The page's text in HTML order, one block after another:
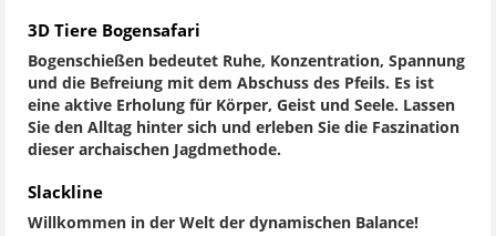
3D Tiere Bogensafari
Bogenschießen bedeutet Ruhe, Konzentration, Spannung
und die Befreiung mit dem Abschuss des Pfeils. Es ist
eine aktive Erholung für Körper, Geist und Seele. Lassen
Sie den Alltag hinter sich und erleben Sie die Faszination
dieser archaischen Jagdmethode.
Slackline
Willkommen in der Welt der dynamischen Balance!